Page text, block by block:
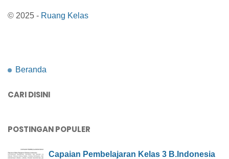
© 2025 - Ruang Kelas
Beranda
CARI DISINI
POSTINGAN POPULER
Capaian Pembelajaran Kelas 3 B.Indonesia